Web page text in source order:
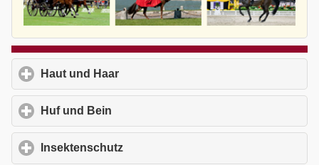
Haut und Haar
Huf und Bein
Insektenschutz